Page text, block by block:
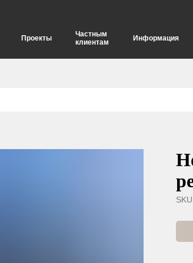
Проекты
Частным
клиентам
Информация